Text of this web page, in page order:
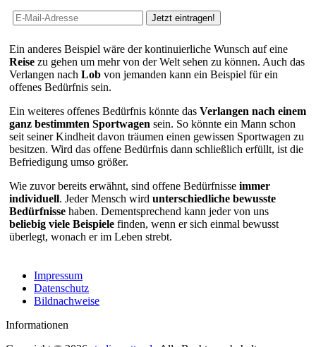
Ein anderes Beispiel wäre der kontinuierliche Wunsch auf eine
Reise zu gehen um mehr von der Welt sehen zu können. Auch das
Verlangen nach Lob von jemanden kann ein Beispiel für ein
offenes Bedürfnis sein.
Ein weiteres offenes Bedürfnis könnte das Verlangen nach einem
ganz bestimmten Sportwagen sein. So könnte ein Mann schon
seit seiner Kindheit davon träumen einen gewissen Sportwagen zu
besitzen. Wird das offene Bedürfnis dann schließlich erfüllt, ist die
Befriedigung umso größer.
Wie zuvor bereits erwähnt, sind offene Bedürfnisse immer
individuell. Jeder Mensch wird unterschiedliche bewusste
Bedürfnisse haben. Dementsprechend kann jeder von uns
beliebig viele Beispiele finden, wenn er sich einmal bewusst
überlegt, wonach er im Leben strebt.
Impressum
Datenschutz
Bildnachweise
Informationen